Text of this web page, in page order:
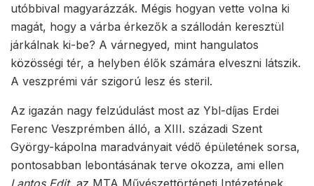
utóbbival magyarázzák. Mégis hogyan vette volna ki
magát, hogy a várba érkezők a szállodán keresztül
járkálnak ki-be? A várnegyed, mint hangulatos
közösségi tér, a helyben élők számára elveszni látszik.
A veszprémi vár szigorú lesz és steril.
Az igazán nagy felzúdulást most az Ybl-díjas Erdei
Ferenc Veszprémben álló, a XIII. századi Szent
György-kápolna maradványait védő épületének sorsa,
pontosabban lebontásának terve okozza, ami ellen
Lantos Edit, az MTA Művészettörténeti Intézetének